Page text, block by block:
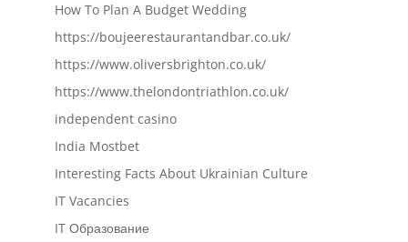
How To Plan A Budget Wedding
https://boujeerestaurantandbar.co.uk/
https://www.oliversbrighton.co.uk/
https://www.thelondontriathlon.co.uk/
independent casino
India Mostbet
Interesting Facts About Ukrainian Culture
IT Vacancies
IT Образование